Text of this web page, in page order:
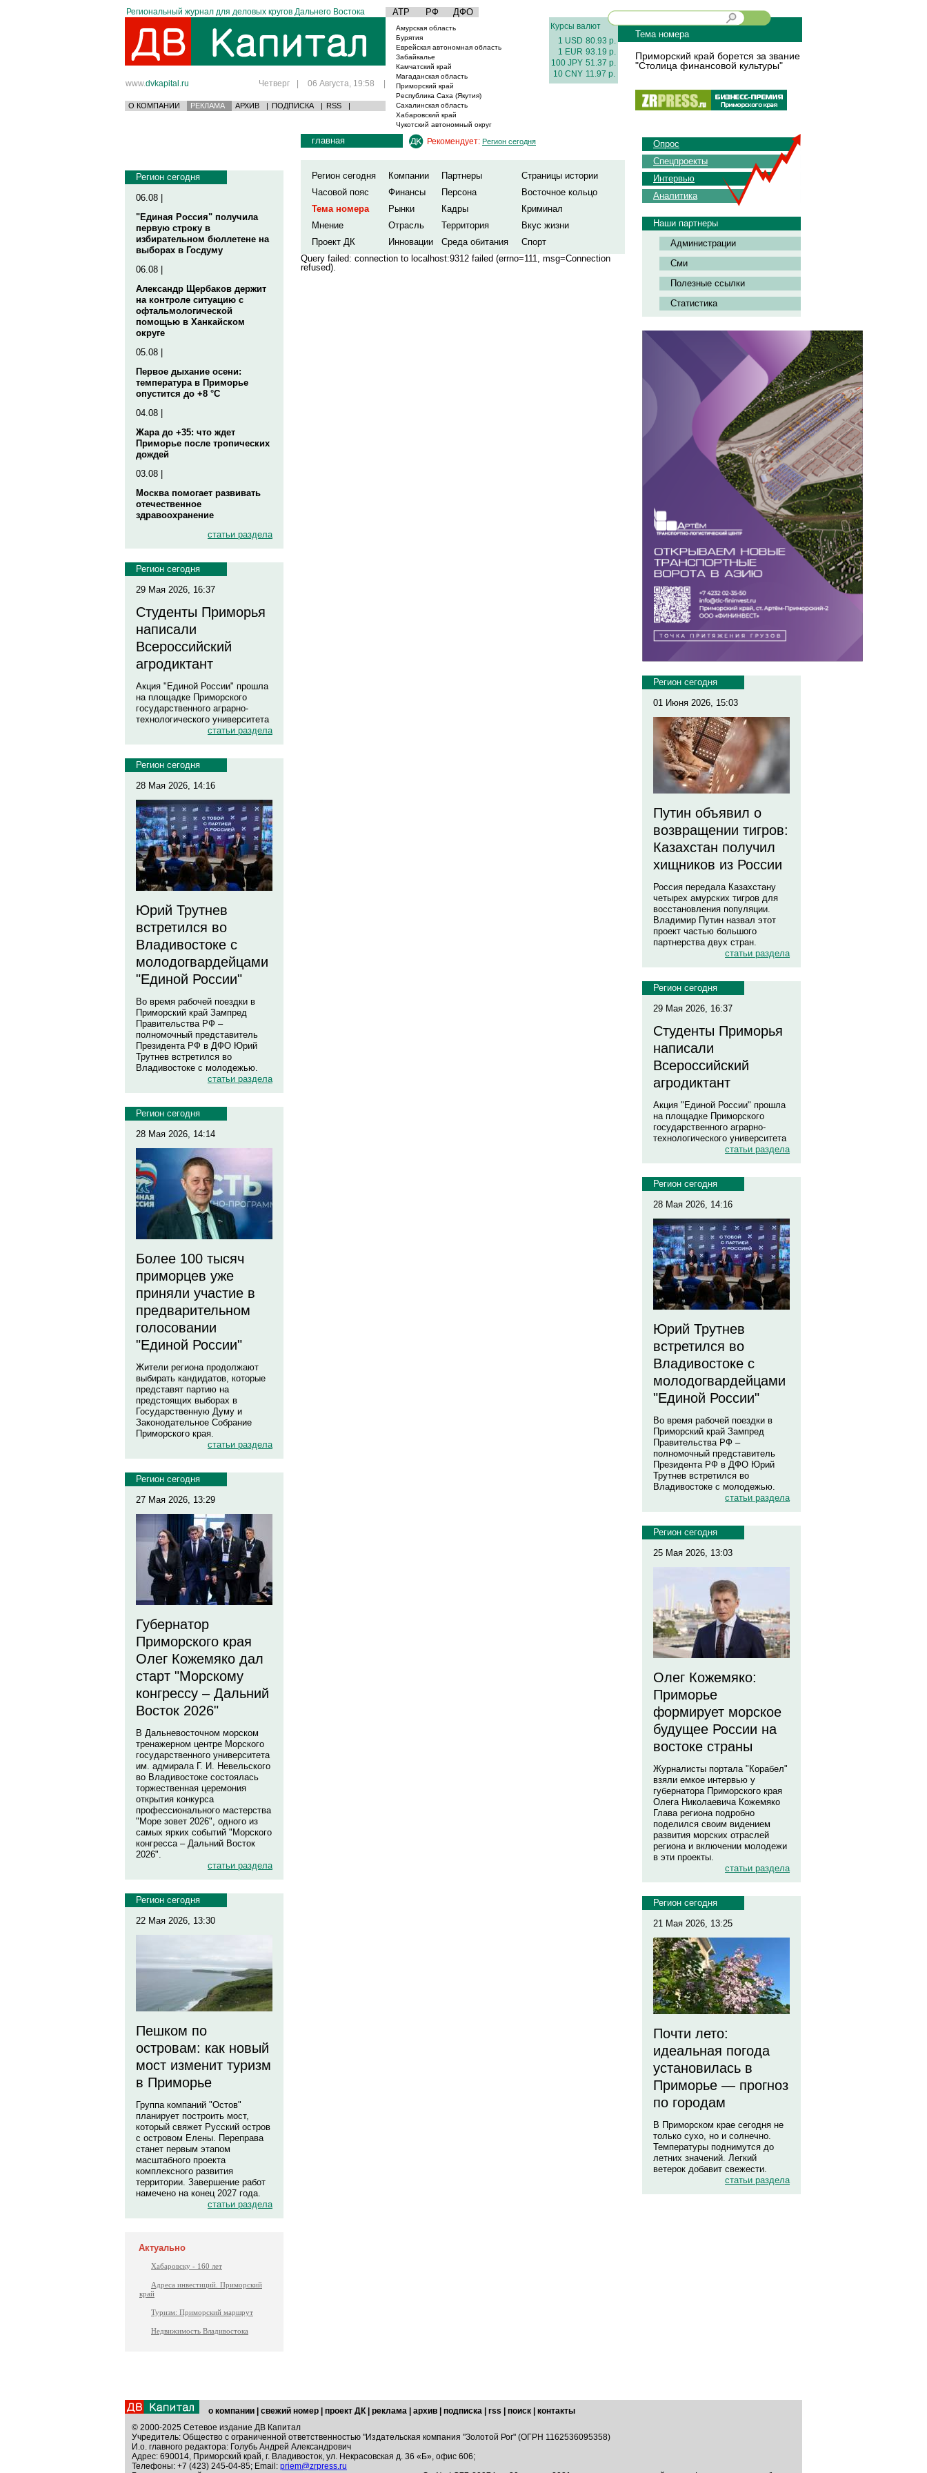
Региональный журнал для деловых кругов Дальнего Востока АТР РФ ДФО
www.dvkapital.ru Четверг | 06 Августа, 19:58 |
О КОМПАНИИ РЕКЛАМА АРХИВ | ПОДПИСКА | RSS |
Амурская область
Бурятия
Еврейская автономная область
Забайкалье
Камчатский край
Магаданская область
Приморский край
Республика Саха (Якутия)
Сахалинская область
Хабаровский край
Чукотский автономный округ
Курсы валют
1 USD 80.93 р.
1 EUR 93.19 р.
100 JPY 51.37 р.
10 CNY 11.97 р.
Тема номера
Приморский край борется за звание
"Столица финансовой культуры"
Регион сегодня
06.08 |
"Единая Россия" получила
первую строку в
избирательном бюллетене на
выборах в Госдуму
06.08 |
Александр Щербаков держит
на контроле ситуацию с
офтальмологической
помощью в Ханкайском
округе
05.08 |
Первое дыхание осени:
температура в Приморье
опустится до +8 °C
04.08 |
Жара до +35: что ждет
Приморье после тропических
дождей
03.08 |
Москва помогает развивать
отечественное
здравоохранение
статьи раздела
Регион сегодня
29 Мая 2026, 16:37
Студенты Приморья
написали
Всероссийский
агродиктант
Акция "Единой России" прошла
на площадке Приморского
государственного аграрно-
технологического университета
статьи раздела
Регион сегодня
28 Мая 2026, 14:16
Юрий Трутнев
встретился во
Владивостоке с
молодогвардейцами
"Единой России"
Во время рабочей поездки в
Приморский край Зампред
Правительства РФ –
полномочный представитель
Президента РФ в ДФО Юрий
Трутнев встретился во
Владивостоке с молодежью.
статьи раздела
Регион сегодня
28 Мая 2026, 14:14
Более 100 тысяч
приморцев уже
приняли участие в
предварительном
голосовании
"Единой России"
Жители региона продолжают
выбирать кандидатов, которые
представят партию на
предстоящих выборах в
Государственную Думу и
Законодательное Собрание
Приморского края.
статьи раздела
Регион сегодня
27 Мая 2026, 13:29
Губернатор
Приморского края
Олег Кожемяко дал
старт "Морскому
конгрессу – Дальний
Восток 2026"
В Дальневосточном морском
тренажерном центре Морского
государственного университета
им. адмирала Г. И. Невельского
во Владивостоке состоялась
торжественная церемония
открытия конкурса
профессионального мастерства
"Море зовет 2026", одного из
самых ярких событий "Морского
конгресса – Дальний Восток
2026".
статьи раздела
Регион сегодня
22 Мая 2026, 13:30
Пешком по
островам: как новый
мост изменит туризм
в Приморье
Группа компаний "Остов"
планирует построить мост,
который свяжет Русский остров
с островом Елены. Переправа
станет первым этапом
масштабного проекта
комплексного развития
территории. Завершение работ
намечено на конец 2027 года.
статьи раздела
Актуально
Хабаровску - 160 лет
Адреса инвестиций. Приморский
край
Туризм: Приморский маршрут
Недвижимость Владивостока
главная Рекомендует: Регион сегодня
Регион сегодня Компании Партнеры
Страницы истории
Часовой пояс
Финансы Персона
Восточное кольцо
Тема номера
Рынки Кадры
Криминал
Мнение
Отрасль Территория
Вкус жизни
Проект ДК
Инновации Среда обитания
Спорт
Query failed: connection to localhost:9312 failed (errno=111, msg=Connection
refused).
Опрос
Спецпроекты
Интервью
Аналитика
Наши партнеры
Администрации
Сми
Полезные ссылки
Статистика
Регион сегодня
01 Июня 2026, 15:03
Путин объявил о
возвращении тигров:
Казахстан получил
хищников из России
Россия передала Казахстану
четырех амурских тигров для
восстановления популяции.
Владимир Путин назвал этот
проект частью большого
партнерства двух стран.
статьи раздела
Регион сегодня
29 Мая 2026, 16:37
Студенты Приморья
написали
Всероссийский
агродиктант
Акция "Единой России" прошла
на площадке Приморского
государственного аграрно-
технологического университета
статьи раздела
Регион сегодня
28 Мая 2026, 14:16
Юрий Трутнев
встретился во
Владивостоке с
молодогвардейцами
"Единой России"
Во время рабочей поездки в
Приморский край Зампред
Правительства РФ –
полномочный представитель
Президента РФ в ДФО Юрий
Трутнев встретился во
Владивостоке с молодежью.
статьи раздела
Регион сегодня
25 Мая 2026, 13:03
Олег Кожемяко:
Приморье
формирует морское
будущее России на
востоке страны
Журналисты портала "Корабел"
взяли емкое интервью у
губернатора Приморского края
Олега Николаевича Кожемяко
Глава региона подробно
поделился своим видением
развития морских отраслей
региона и включении молодежи
в эти проекты.
статьи раздела
Регион сегодня
21 Мая 2026, 13:25
Почти лето:
идеальная погода
установилась в
Приморье — прогноз
по городам
В Приморском крае сегодня не
только сухо, но и солнечно.
Температуры поднимутся до
летних значений. Легкий
ветерок добавит свежести.
статьи раздела
о компании свежий номер проект ДК реклама архив подписка rss поиск
контакты
© 2000-2025 Сетевое издание ДВ Капитал
Учредитель: Общество с ограниченной ответственностью "Издательская компания "Золотой Рог" (ОГРН 1162536095358)
И.о. главного редактора: Голубь Андрей Александрович
Адрес: 690014, Приморский край, г. Владивосток, ул. Некрасовская д. 36 «Б», офис 606;
Телефоны: +7 (423) 245-04-85; Email: priem@zrpress.ru